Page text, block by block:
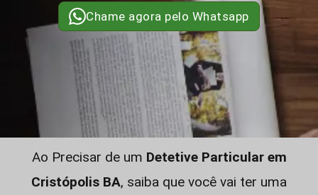
Chame agora pelo Whatsapp
Ao Precisar de um Detetive Particular em
Cristópolis BA, saiba que você vai ter uma